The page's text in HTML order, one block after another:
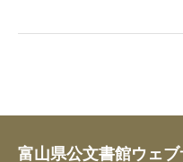
富山県公文書館ウェブ